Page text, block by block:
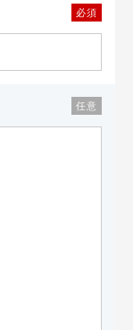
必須
任意